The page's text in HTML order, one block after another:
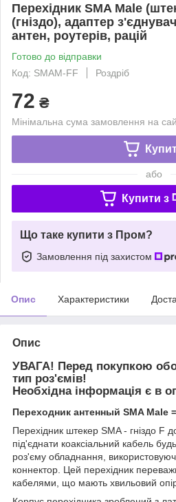
Перехідник SMA Male
(гніздо), адаптер
антен, роутерів, рацій
Готово до відправки
Код: SMAM-FF
Роздріб
72 ₴
Мінімальна сума замовлення на
або
Купити з
Що таке купити з Пром?
Замовлення під захистом
Опис Характеристики
Опис
УВАГА! Перед покупкою
тип роз'ємів!
Необхідна інформація є в
Переходник антенный SMA Male
Перехідник штекер SMA - гніздо F
під'єднати коаксіальний кабель
роз'єму обладнання,
коннектор. Цей перехідник
кабелями, що мають хвильовий